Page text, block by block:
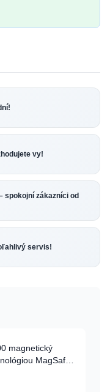
vy!
spokojní zákazníci od
servis!
magnetický
MagSafe -